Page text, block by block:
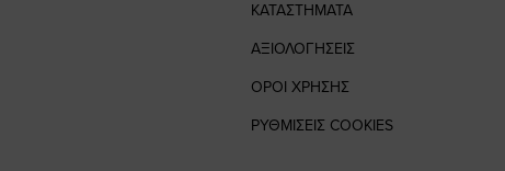
ΚΑΤΑΣΤΗΜΑΤΑ
ΑΞΙΟΛΟΓΗΣΕΙΣ
ΟΡΟΙ ΧΡΗΣΗΣ
ΡΥΘΜΙΣΕΙΣ COOKIES